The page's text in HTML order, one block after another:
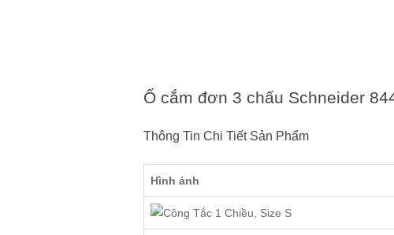
Ổ cắm đơn 3 chấu Schneider
Thông Tin Chi Tiết Sản Phẩm
Hình ảnh